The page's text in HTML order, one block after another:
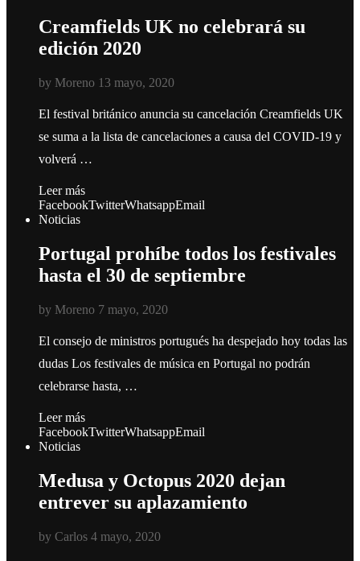
Creamfields UK no celebrará su
edición 2020
by Moreno 13 mayo, 2020
El festival británico anuncia su cancelación Creamfields UK
se suma a la lista de cancelaciones a causa del COVID-19 y
volverá …
Leer más
FacebookTwitterWhatsappEmail
Noticias
Portugal prohíbe todos los festivales
hasta el 30 de septiembre
by Moreno 7 mayo, 2020
El consejo de ministros portugués ha despejado hoy todas las
dudas Los festivales de música en Portugal no podrán
celebrarse hasta, …
Leer más
FacebookTwitterWhatsappEmail
Noticias
Medusa y Octopus 2020 dejan
entrever su aplazamiento
by Carlos 4 mayo, 2020